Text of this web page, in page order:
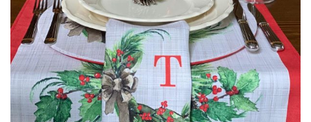
Mutfak Önlükleri (2)
Kurulama Bezi (4)
Limoncello Azzurri (2)
Limoncello Rosso (3)
Martinmas Collection (3)
MASA ÖRTÜSÜ (4)
Mimas Collection (4)